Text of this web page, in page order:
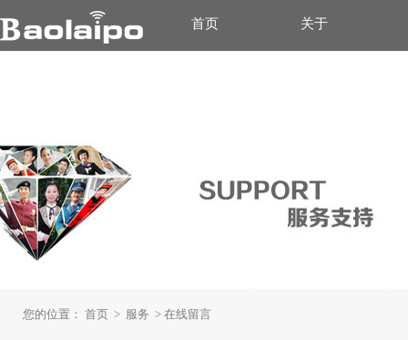
首页 关于
您的位置： 首页 > 服务 > 在线留言